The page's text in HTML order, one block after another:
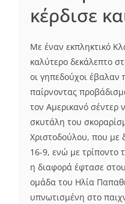
κέρδισε
Με έναν εκπληκτικό
καλύτερο δεκάλεπτο
οι γηπεδούχοι
παίρνοντας
τον Αμερικανό σέντερ
σκυτάλη του
Χριστοδούλου, που με
16-9, ενώ με τρίποντο
η διαφορά έφτασε
ομάδα του Ηλία
υπνωτισμένη στο